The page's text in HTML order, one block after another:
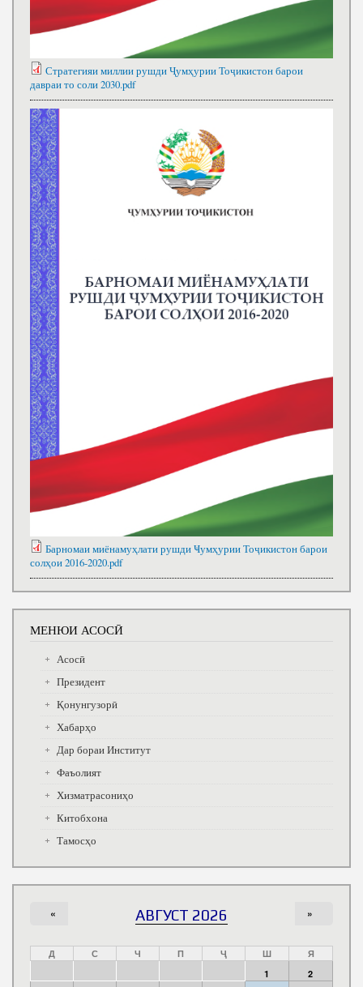
Стратегияи миллии рушди Ҷумҳурии Тоҷикистон барои
давраи то соли 2030.pdf
Барномаи миёнамуҳлати рушди Ҹумҳурии Тоҷикистон барои
солҳои 2016-2020.pdf
МЕНЮИ АСОСӢ
Асосӣ
Президент
Қонунгузорӣ
Хабарҳо
Дар бораи Институт
Фаъолият
Хизматрасониҳо
Китобхона
Тамосҳо
АВГУСТ 2026
« »
Д С Ч П Ҷ Ш
Я
1
2